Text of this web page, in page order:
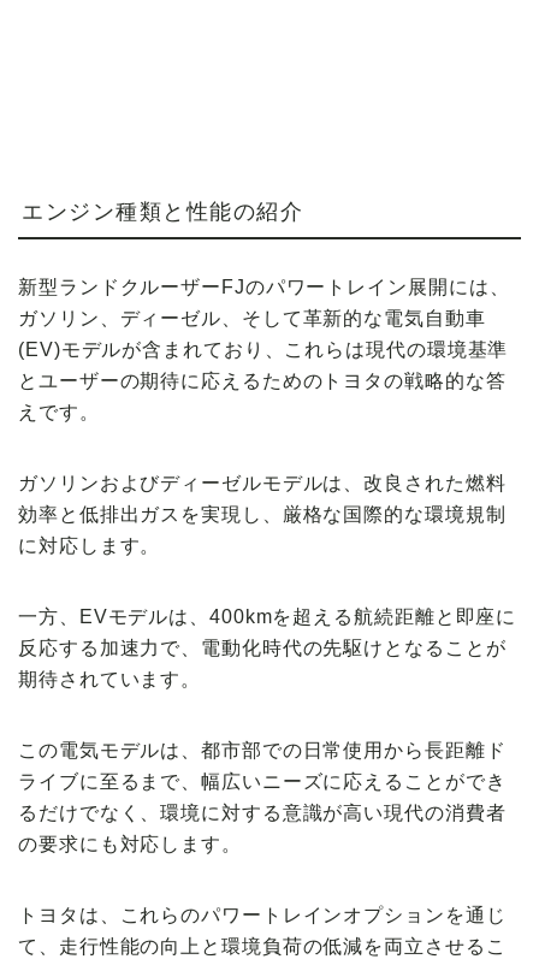
エンジン種類と性能の紹介
新型ランドクルーザーFJのパワートレイン展開には、
ガソリン、ディーゼル、そして革新的な電気自動車
(EV)モデルが含まれており、これらは現代の環境基準
とユーザーの期待に応えるためのトヨタの戦略的な答
えです。
ガソリンおよびディーゼルモデルは、改良された燃料
効率と低排出ガスを実現し、厳格な国際的な環境規制
に対応します。
一方、EVモデルは、400kmを超える航続距離と即座に
反応する加速力で、電動化時代の先駆けとなることが
期待されています。
この電気モデルは、都市部での日常使用から長距離ド
ライブに至るまで、幅広いニーズに応えることができ
るだけでなく、環境に対する意識が高い現代の消費者
の要求にも対応します。
トヨタは、これらのパワートレインオプションを通じ
て、走行性能の向上と環境負荷の低減を両立させるこ